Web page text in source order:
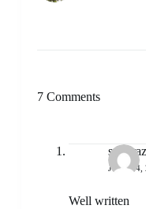
7 Comments
sarfaraz
JULY 14,
Well written